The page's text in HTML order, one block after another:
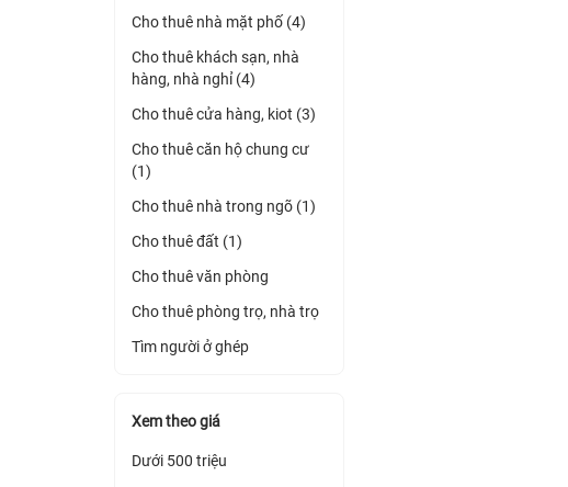
Cho thuê nhà mặt phố (4)
Cho thuê khách sạn, nhà
hàng, nhà nghỉ (4)
Cho thuê cửa hàng, kiot (3)
Cho thuê căn hộ chung cư
(1)
Cho thuê nhà trong ngõ (1)
Cho thuê đất (1)
Cho thuê văn phòng
Cho thuê phòng trọ, nhà trọ
Tìm người ở ghép
Xem theo giá
Dưới 500 triệu